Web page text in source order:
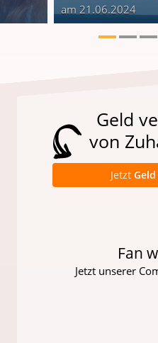
am 21.06.2024
Geld
von
Jetzt Geld
Fan
Jetzt unserer